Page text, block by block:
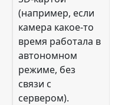
(например, если
камера какое-то
время работала в
автономном
режиме, без
связи с
сервером).